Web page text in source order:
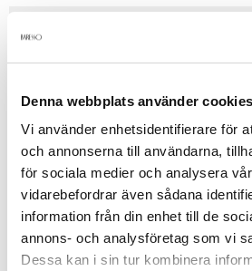
Denna webbplats använder cookies
Vi använder enhetsidentifierare för
och annonserna till användarna,
för sociala medier och analysera
vidarebefordrar även sådana
information från din enhet till de
annons- och analysföretag som vi
Dessa kan i sin tur kombinera
Gucci Bloom fångar andan av de
autentiska Gucci-kvinnorna.Med noter
jasmin skapar en oväntat fyllig,
ändrar färg från vit till rosa och slutligen
Se mer
Produktdetaljer